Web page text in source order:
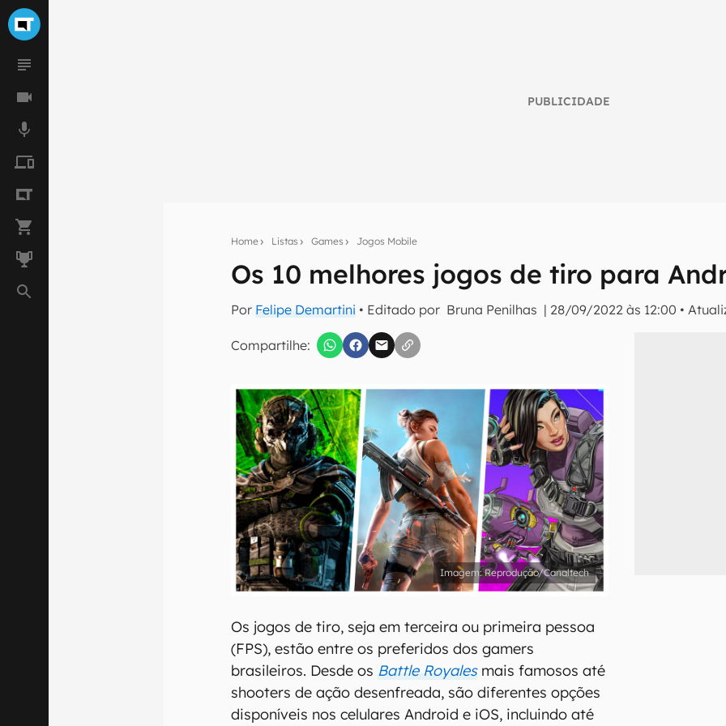
PUBLICIDADE
Home Listas Games Jogos Mobile
Os 10 melhores jogos de tiro para
Por Felipe Demartini • Editado por Bruna Penilhas | 28/09/2022 às 12:00 •
Compartilhe:
Seu resumo inteligente do mundo tech!
Assine a newsletter do Canaltech e receba notícias e reviews sobre tecnologia
inscreva-se
Confirmo que li, aceito e concordo com os Termos de Uso e Política de Privacidade do
Reprodução/Canaltech
Os jogos de tiro, seja em terceira ou primeira pessoa
(FPS), estão entre os preferidos dos gamers
brasileiros. Desde os Battle Royalesmais famosos até
shooters de ação desenfreada, são diferentes opções
disponíveis nos celulares Android e iOS, incluindo até